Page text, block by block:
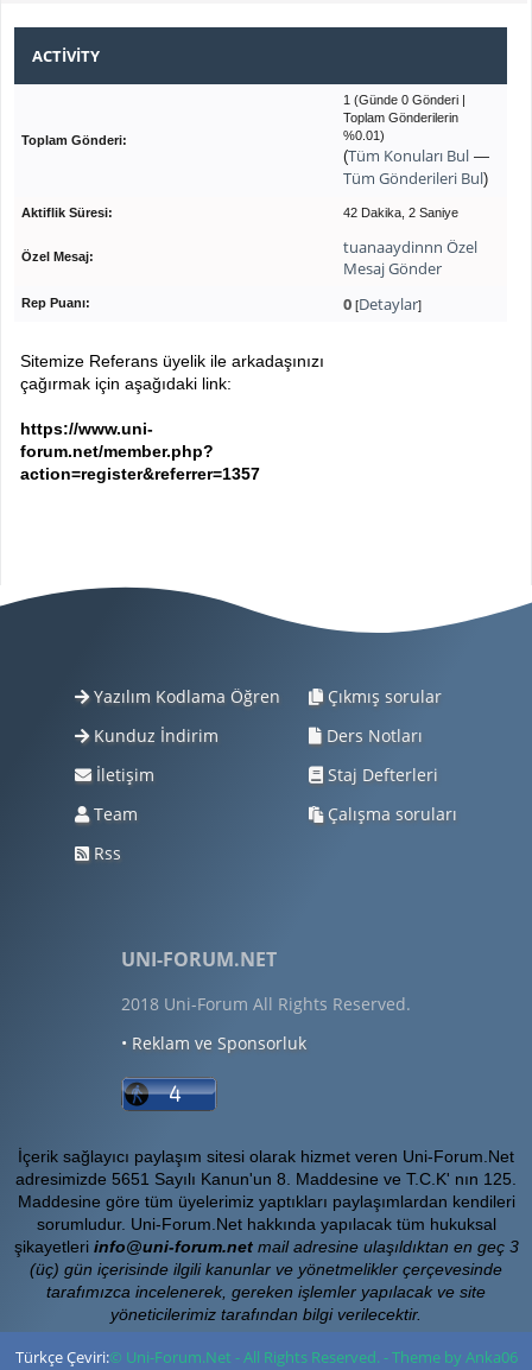
ACTIVITY
Toplam Gönderi:
1 (Günde 0 Gönderi |
Toplam Gönderilerin
%0.01)
(Tüm Konuları Bul —
Tüm Gönderileri Bul)
Aktiflik Süresi: 42 Dakika, 2 Saniye
Özel Mesaj:
tuanaaydinnn Özel
Mesaj Gönder
Rep Puanı: 0 [Detaylar]
Sitemize Referans üyelik ile arkadaşınızı
çağırmak için aşağıdaki link:
https://www.uni-
forum.net/member.php?
action=register&referrer=1357
Yazılım Kodlama Öğren
Kunduz İndirim
İletişim
Team
Rss
Çıkmış sorular
Ders Notları
Staj Defterleri
Çalışma soruları
UNI-FORUM.NET
2018 Uni-Forum All Rights Reserved.
• Reklam ve Sponsorluk
İçerik sağlayıcı paylaşım sitesi olarak hizmet veren Uni-Forum.Net
adresimizde 5651 Sayılı Kanun'un 8. Maddesine ve T.C.K' nın 125.
Maddesine göre tüm üyelerimiz yaptıkları paylaşımlardan kendileri
sorumludur. Uni-Forum.Net hakkında yapılacak tüm hukuksal
şikayetleri info@uni-forum.netmail adresine ulaşıldıktan en geç 3
(üç) gün içerisinde ilgili kanunlar ve yönetmelikler çerçevesinde
tarafımızca incelenerek, gereken işlemler yapılacak ve site
yöneticilerimiz tarafından bilgi verilecektir.
© Uni-Forum.Net - All Rights Reserved. - Theme by Anka06
Türkçe Çeviri: